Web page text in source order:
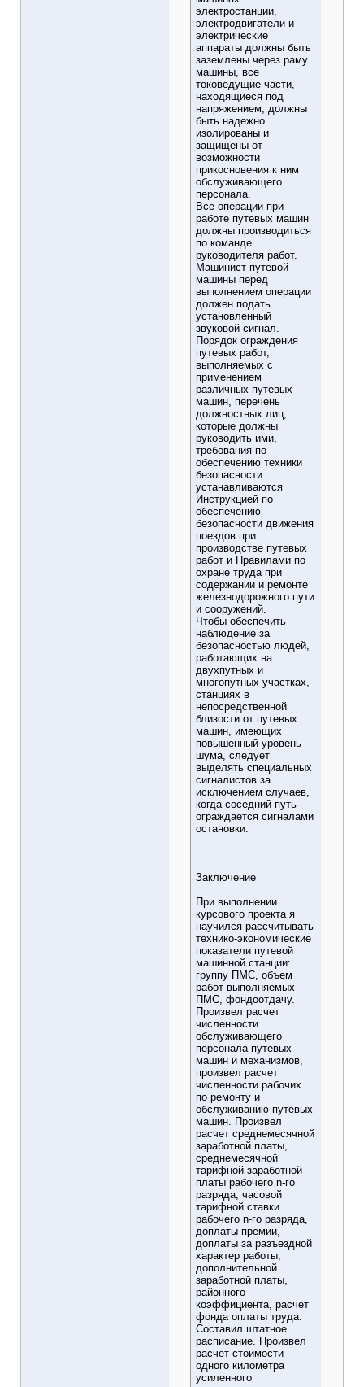
электростанции,
электродвигатели и
электрические
аппараты должны быть
заземлены через раму
машины, все
токоведущие части,
находящиеся под
напряжением, должны
быть надежно
изолированы и
защищены от
возможности
прикосновения к ним
обслуживающего
персонала.
Все операции при
работе путевых машин
должны производиться
по команде
руководителя работ.
Машинист путевой
машины перед
выполнением операции
должен подать
установленный
звуковой сигнал.
Порядок ограждения
путевых работ,
выполняемых с
применением
различных путевых
машин, перечень
должностных лиц,
которые должны
руководить ими,
требования по
обеспечению техники
безопасности
устанавливаются
Инструкцией по
обеспечению
безопасности движения
поездов при
производстве путевых
работ и Правилами по
охране труда при
содержании и ремонте
железнодорожного пути
и сооружений.
Чтобы обеспечить
наблюдение за
безопасностью людей,
работающих на
двухпутных и
многопутных участках,
станциях в
непосредственной
близости от путевых
машин, имеющих
повышенный уровень
шума, следует
выделять специальных
сигналистов за
исключением случаев,
когда соседний путь
ограждается сигналами
остановки.
Заключение
При выполнении
курсового проекта я
научился рассчитывать
технико-экономические
показатели путевой
машинной станции:
группу ПМС, объем
работ выполняемых
ПМС, фондоотдачу.
Произвел расчет
численности
обслуживающего
персонала путевых
машин и механизмов,
произвел расчет
численности рабочих
по ремонту и
обслуживанию путевых
машин. Произвел
расчет среднемесячной
заработной платы,
среднемесячной
тарифной заработной
платы рабочего n-го
разряда, часовой
тарифной ставки
рабочего n-го разряда,
доплаты премии,
доплаты за разъездной
характер работы,
дополнительной
заработной платы,
районного
коэффициента, расчет
фонда оплаты труда.
Составил штатное
расписание. Произвел
расчет стоимости
одного километра
усиленного